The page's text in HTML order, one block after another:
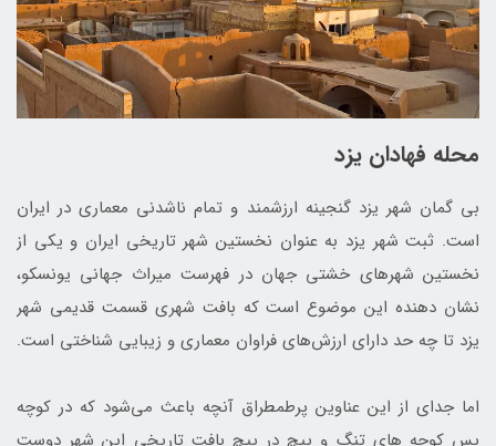
محله فهادان یزد
بی­ گمان شهر یزد گنجینه ارزشمند و تمام ناشدنی معماری در ایران
است. ثبت شهر یزد به عنوان نخستین شهر تاریخی ایران و یکی از
نخستین شهرهای خشتی جهان در فهرست میراث جهانی یونسکو،
نشان­ دهنده این موضوع است که بافت شهری قسمت قدیمی شهر
یزد تا چه حد دارای ارزش‌­های فراوان معماری و زیبایی شناختی است.
اما جدای از این عناوین پرطمطراق آنچه باعث می­‌شود که در کوچه